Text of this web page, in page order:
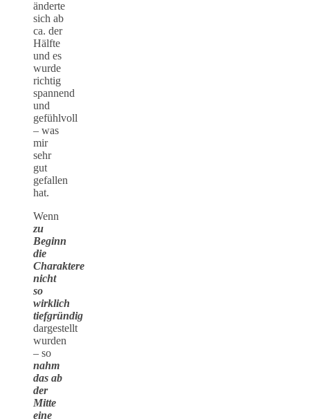
änderte
sich ab
ca. der
Hälfte
und es
wurde
richtig
spannend
und
gefühlvoll
– was
mir
sehr
gut
gefallen
hat.
Wenn
zu
Beginn
die
Charaktere
nicht
so
wirklich
tiefgründig
dargestellt
wurden
– so
nahm
das ab
der
Mitte
eine